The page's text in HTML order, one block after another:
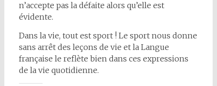
n’accepte pas la défaite alors qu’elle est
évidente.
Dans la vie, tout est sport ! Le sport nous donne
sans arrêt des leçons de vie et la Langue
française le reflète bien dans ces expressions
de la vie quotidienne.